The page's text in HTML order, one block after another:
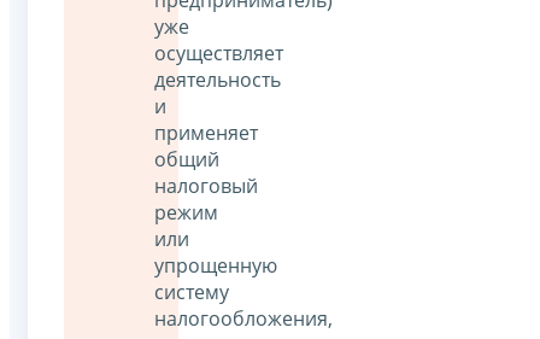
уже
осуществляет
деятельность
и
применяет
общий
налоговый
режим
или
упрощенную
систему
налогообложения,